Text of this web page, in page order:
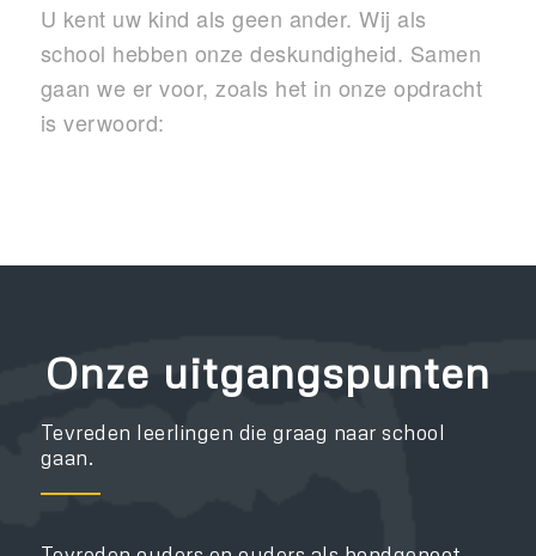
U kent uw kind als geen ander. Wij als
school hebben onze deskundigheid. Samen
gaan we er voor, zoals het in onze opdracht
is verwoord:
Onze uitgangspunten
Tevreden leerlingen die graag naar school
gaan.